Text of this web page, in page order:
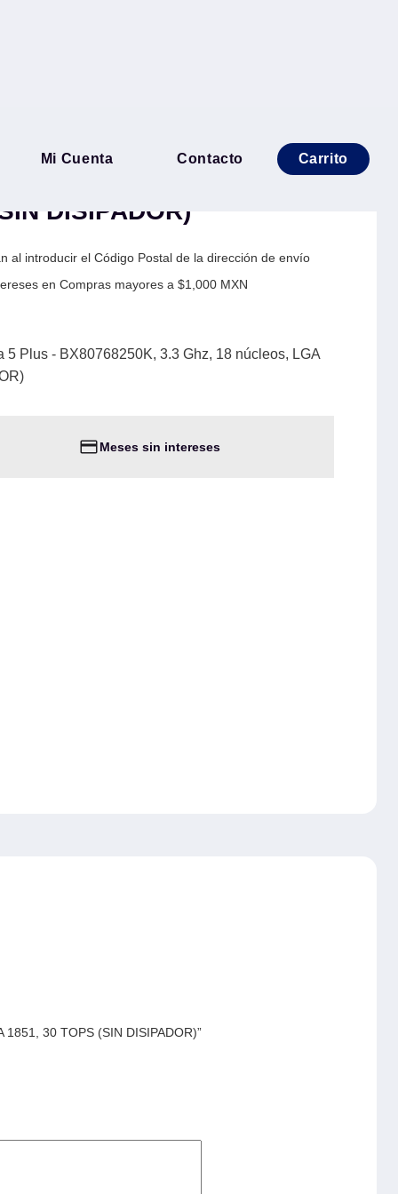
Mi Cuenta Contacto Carrito
Core™ Ultra 5 Plus -
Ghz, 18 núcleos, LGA
DISIPADOR)
al introducir el Código Postal de la dirección de envío
en Compras mayores a $1,000 MXN
Plus - BX80768250K, 3.3 Ghz, 18 núcleos, LGA
Meses sin intereses
30 TOPS (SIN DISIPADOR)”